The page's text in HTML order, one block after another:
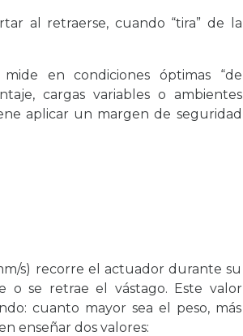
al retraerse, cuando “tira” de la
en condiciones óptimas “de
cargas variables o ambientes
aplicar un margen de seguridad
s) recorre el actuador durante su
o se retrae el vástago. Este valor
cuanto mayor sea el peso, más
enseñar dos valores: